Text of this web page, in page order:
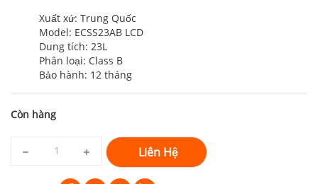
Xuất xứ: Trung Quốc
Model: ECSS23AB LCD
Dung tích: 23L
Phân loại: Class B
Bảo hành: 12 tháng
Còn hàng
Liên Hệ